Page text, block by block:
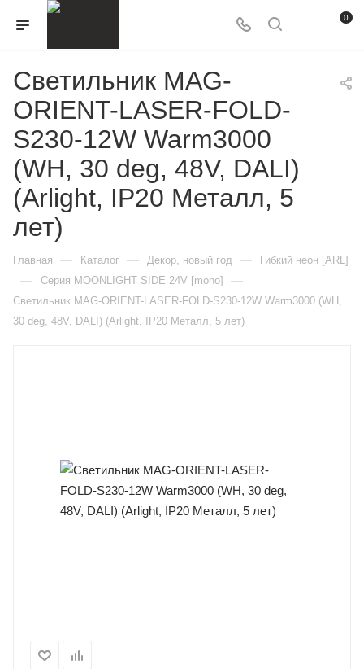
0
Светильник MAG-
ORIENT-LASER-FOLD-
S230-12W Warm3000
(WH, 30 deg, 48V, DALI)
(Arlight, IP20 Металл, 5
лет)
Главная — Каталог — Декор, новый год — Гибкий неон [ARL]
— Серия MOONLIGHT SIDE 24V [mono] —
Светильник MAG-ORIENT-LASER-FOLD-S230-12W Warm3000 (WH,
30 deg, 48V, DALI) (Arlight, IP20 Металл, 5 лет)